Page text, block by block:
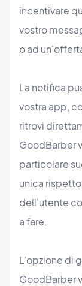
incentivare
vostro
o ad
La notifica
vostra app,
ritrovi
GoodBarber
particolare
unica
dell'utente
a fare.
L'opzione di
GoodBarber